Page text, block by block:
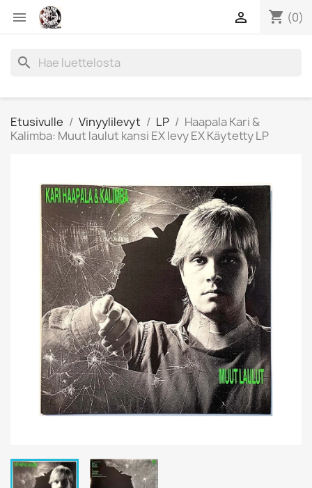
 shopping_cart (0)

search
Etusivulle Vinyylilevyt LP
Haapala Kari &
Kalimba: Muut laulut kansi EX levy EX Käytetty LP